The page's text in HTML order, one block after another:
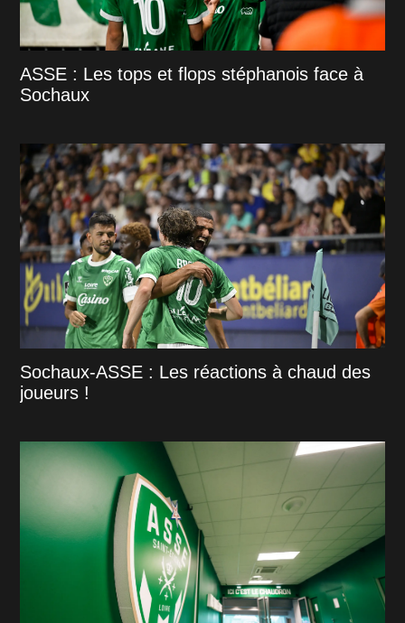
ASSE : Les tops et flops stéphanois face à
Sochaux
Sochaux-ASSE : Les réactions à chaud des
joueurs !